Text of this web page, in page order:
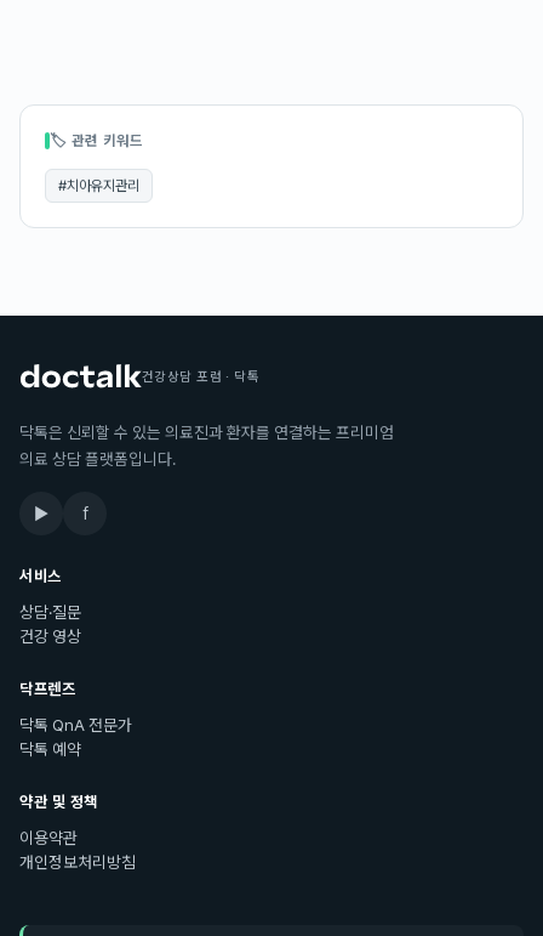
🏷 관련 키워드
#치아유지관리
건강상담 포럼 · 닥톡
닥톡은 신뢰할 수 있는 의료진과 환자를 연결하는 프리미엄
의료 상담 플랫폼입니다.
▶ f
서비스
상담·질문
건강 영상
닥프렌즈
닥톡 QnA 전문가
닥톡 예약
약관 및 정책
이용약관
개인정보처리방침